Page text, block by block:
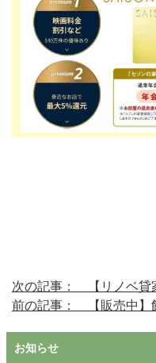
次の記事： 【リノベ貸
前の記事： 【販売中】
お知らせ